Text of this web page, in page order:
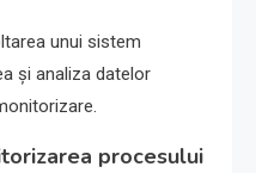
unui sistem
și analiza datelor
procesului